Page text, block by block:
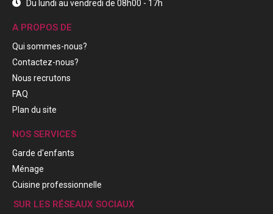
Du lundi au vendredi de 08h00 - 17h
A PROPOS DE
Qui sommes-nous?
Contactez-nous?
Nous recrutons
FAQ
Plan du site
NOS SERVICES
Garde d'enfants
Ménage
Cuisine professionnelle
SUR LES RÉSEAUX SOCIAUX